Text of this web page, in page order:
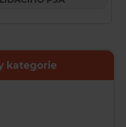
kategorie